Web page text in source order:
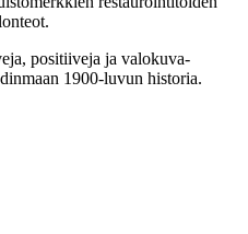
positiiveja ja valokuva-
1900-luvun historia.